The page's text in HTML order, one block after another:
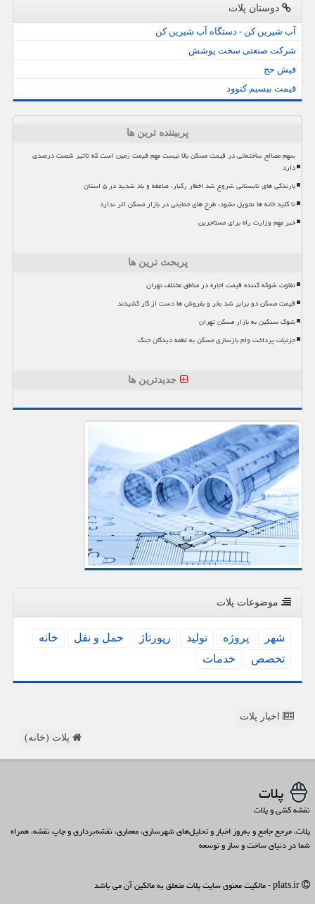
دوستان پلات
آب شیرین کن - دستگاه آب شیرین کن
شرکت صنعتی سخت پوشش
فیش حج
قیمت بیسیم کنوود
پربیننده ترین ها
سهم مصالح ساختمانی در قیمت مسکن بالا نیست مهم قیمت زمین است که تاثیر شصت درصدی
دارد
بارندگی های تابستانی شروع شد اخطار رگبار، صاعقه و باد شدید در ۵ استان
تا کلید خانه ها تحویل نشود، طرح های حمایتی در بازار مسکن اثر ندارد
خبر مهم وزارت راه برای مستاجرین
پربحث ترین ها
تفاوت شوکه کننده قیمت اجاره در مناطق مختلف تهران
قیمت مسکن دو برابر شد بخر و بفروش ها دست از کار کشیدند
شوک سنگین به بازار مسکن تهران
جزئیات پرداخت وام بازسازی مسکن به لطمه دیدگان جنگ
جدیدترین ها
موضوعات پلات
شهر پروژه تولید رپورتاژ حمل و نقل
خانه
تخصص
خدمات
اخبار پلات
پلات (خانه)
پلات
نقشه کشی و پلات
پلات، مرجع جامع و به‌روز اخبار و تحلیل‌های شهرسازی، معماری، نقشه‌برداری و چاپ نقشه، همراه
شما در دنیای ساخت و ساز و توسعه